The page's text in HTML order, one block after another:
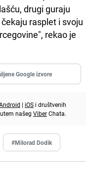
drugi guraju
rasplet i svoju
rekao je
Google izvore
| iOS i društvenih
našeg ViberChata.
#Milorad Dodik